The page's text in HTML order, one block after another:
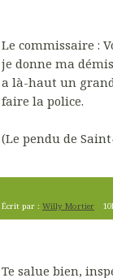
Le commissaire :
je donne ma
a là-haut un
faire la police.
(Le pendu de
Écrit par : Willy Mortier
Te salue bien,